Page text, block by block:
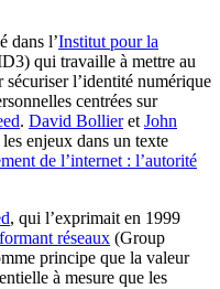
dans l’Institut pour la
qui travaille à mettre au
l’identité numérique
centrées sur
. David Bollieret John
enjeux dans un texte
de l’internet : l’autorité
, qui l’exprimait en 1999
réseaux (Group
principe que la valeur
à mesure que les